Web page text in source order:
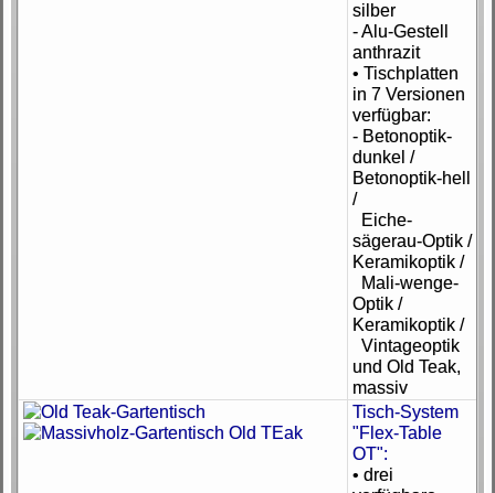
silber
- Alu-Gestell
anthrazit
• Tischplatten
in 7 Versionen
verfügbar:
- Betonoptik-
dunkel /
Betonoptik-hell
/
Eiche-
sägerau-Optik /
Keramikoptik /
Mali-wenge-
Optik /
Keramikoptik /
Vintageoptik
und Old Teak,
massiv
Tisch-System
"Flex-Table
OT":
• drei